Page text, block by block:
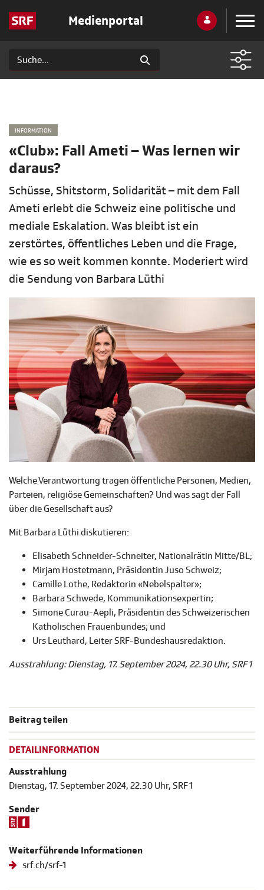
Medienportal
INFORMATION
«Club»: Fall Ameti – Was lernen wir
daraus?
Schüsse, Shitstorm, Solidarität – mit dem Fall
Ameti erlebt die Schweiz eine politische und
mediale Eskalation. Was bleibt ist ein
zerstörtes, öffentliches Leben und die Frage,
wie es so weit kommen konnte. Moderiert wird
die Sendung von Barbara Lüthi
Welche Verantwortung tragen öffentliche Personen, Medien,
Parteien, religiöse Gemeinschaften? Und was sagt der Fall
über die Gesellschaft aus?
Mit Barbara Lüthi diskutieren:
Elisabeth Schneider-Schneiter, Nationalrätin Mitte/BL;
Mirjam Hostetmann, Präsidentin Juso Schweiz;
Camille Lothe, Redaktorin «Nebelspalter»;
Barbara Schwede, Kommunikationsexpertin;
Simone Curau-Aepli, Präsidentin des Schweizerischen
Katholischen Frauenbundes; und
Urs Leuthard, Leiter SRF-Bundeshausredaktion.
Ausstrahlung: Dienstag, 17. September 2024, 22.30 Uhr, SRF 1
Beitrag teilen
DETAILINFORMATION
Ausstrahlung
Dienstag, 17. September 2024, 22.30 Uhr, SRF 1
Sender
Weiterführende Informationen
srf.ch/srf-1